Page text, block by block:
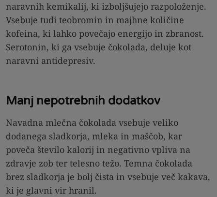
naravnih kemikalij, ki izboljšujejo razpoloženje.
Vsebuje tudi teobromin in majhne količine
kofeina, ki lahko povečajo energijo in zbranost.
Serotonin, ki ga vsebuje čokolada, deluje kot
naravni antidepresiv.
Manj nepotrebnih dodatkov
Navadna mlečna čokolada vsebuje veliko
dodanega sladkorja, mleka in maščob, kar
poveča število kalorij in negativno vpliva na
zdravje zob ter telesno težo. Temna čokolada
brez sladkorja je bolj čista in vsebuje več kakava,
ki je glavni vir hranil.